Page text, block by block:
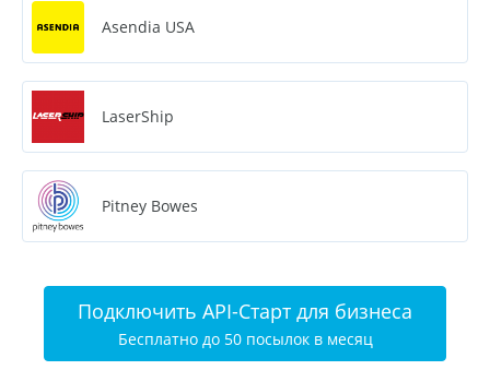
Asendia USA
LaserShip
Pitney Bowes
Подключить API-Старт для бизнеса
Бесплатно до 50 посылок в месяц